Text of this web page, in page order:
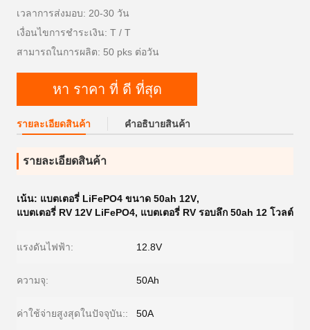
เวลาการส่งมอบ: 20-30 วัน
เงื่อนไขการชำระเงิน: T / T
สามารถในการผลิต: 50 pks ต่อวัน
หา ราคา ที่ ดี ที่สุด
รายละเอียดสินค้า คําอธิบายสินค้า
รายละเอียดสินค้า
เน้น: แบตเตอรี่ LiFePO4 ขนาด 50ah 12V,
แบตเตอรี่ RV 12V LiFePO4, แบตเตอรี่ RV รอบลึก 50ah 12 โวลต์
แรงดันไฟฟ้า: 12.8V
ความจุ: 50Ah
ค่าใช้จ่ายสูงสุดในปัจจุบัน:: 50A